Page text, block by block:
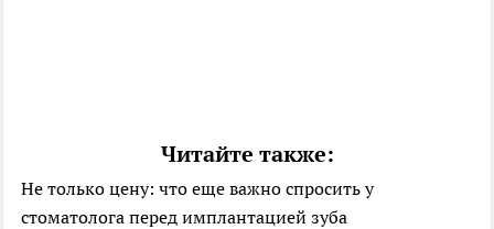
Читайте также:
Не только цену: что еще важно спросить у
стоматолога перед имплантацией зуба